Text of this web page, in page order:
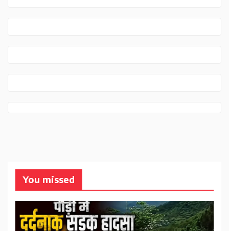
You missed